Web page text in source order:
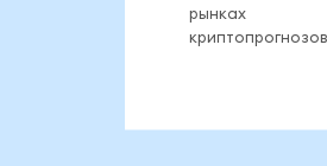
рынках